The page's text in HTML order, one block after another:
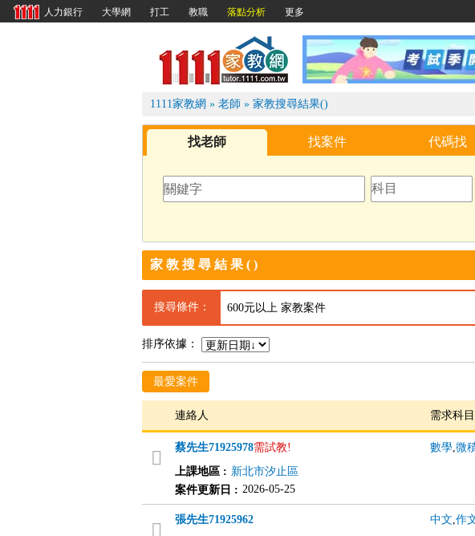
1111家教網
1111家教網 » 老師 » 家教搜尋結果()
找老師 找案件 代碼找
家教搜尋結果()
搜尋條件： 600元以上 家教案件
排序依據：
最愛案件
連絡人 需求科目
蔡先生71925978需試教! 數學,微
上課地區: 新北市汐止區
案件更新日 : 2026-05-25
張先生71925962 中文,作
人力銀行 大學網 打工 教職 落點分析 更多